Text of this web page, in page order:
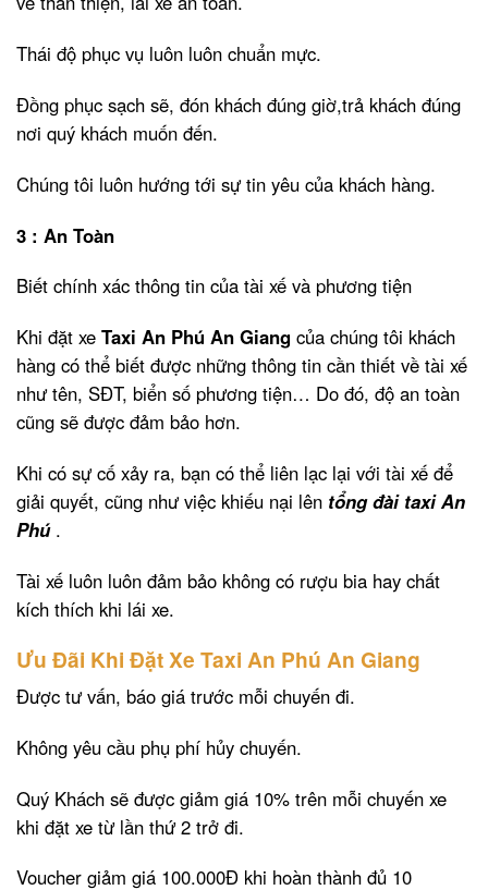
Thái độ phục vụ luôn luôn chuẩn mực.
Đồng phục sạch sẽ, đón khách đúng giờ,trả khách đúng
nơi quý khách muốn đến.
Chúng tôi luôn hướng tới sự tin yêu của khách hàng.
3 : An Toàn
Biết chính xác thông tin của tài xế và phương tiện
Khi đặt xe Taxi An Phú An Giang của chúng tôi khách
hàng có thể biết được những thông tin cần thiết về tài xế
như tên, SĐT, biển số phương tiện… Do đó, độ an toàn
cũng sẽ được đảm bảo hơn.
Khi có sự cố xảy ra, bạn có thể liên lạc lại với tài xế để
giải quyết, cũng như việc khiếu nại lên tổng đài taxi An
Phú .
Tài xế luôn luôn đảm bảo không có rượu bia hay chất
kích thích khi lái xe.
Ưu Đãi Khi Đặt Xe Taxi An Phú An Giang
Được tư vấn, báo giá trước mỗi chuyến đi.
Không yêu cầu phụ phí hủy chuyến.
Quý Khách sẽ được giảm giá 10% trên mỗi chuyến xe
khi đặt xe từ lần thứ 2 trở đi.
Voucher giảm giá 100.000Đ khi hoàn thành đủ 10